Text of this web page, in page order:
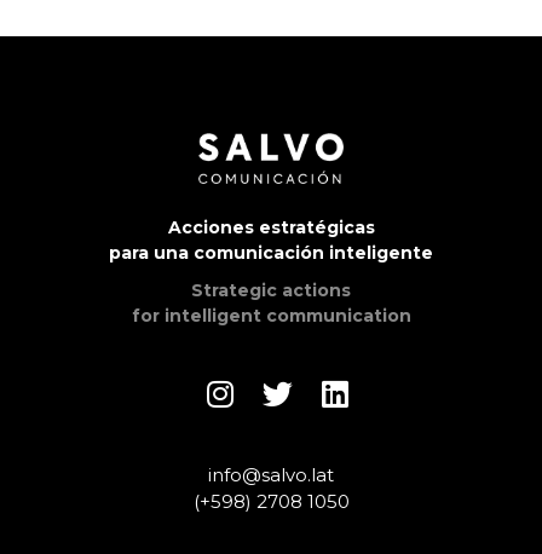
Acciones estratégicas
para una comunicación inteligente
Strategic actions
for intelligent communication
info@salvo.lat
(+598) 2708 1050